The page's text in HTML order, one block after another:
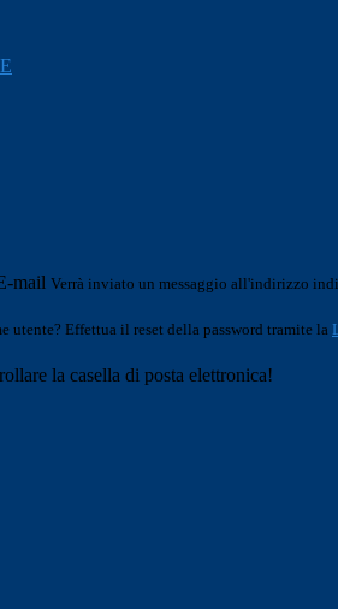
mail Verrà inviato un messaggio all'indirizzo
utente? Effettua il reset della password tramite la
la casella di posta elettronica!